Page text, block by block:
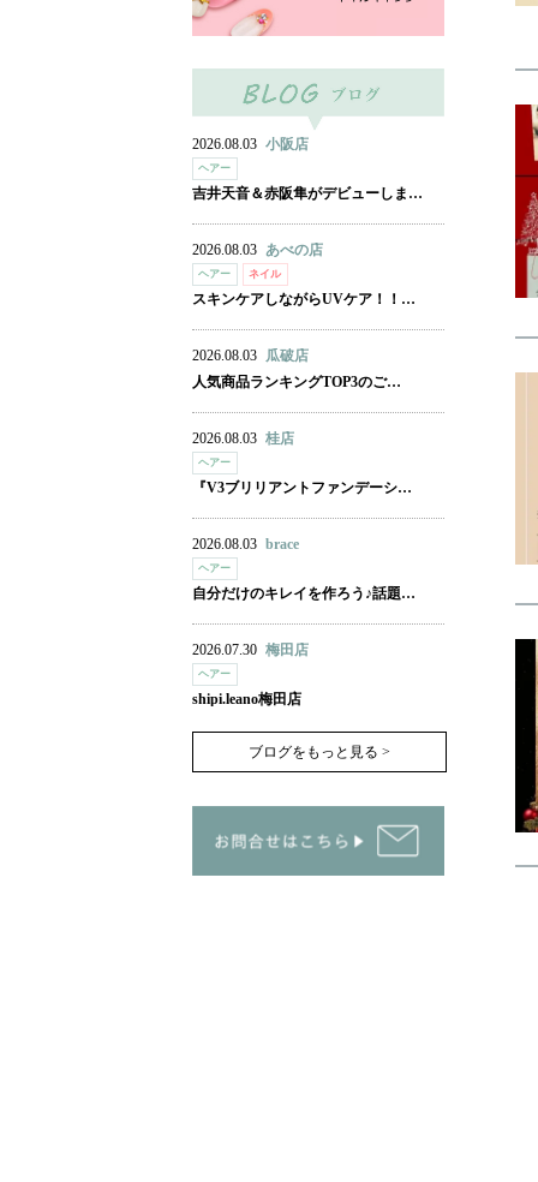
2026.08.03 小阪店
ヘアー
吉井天音＆赤阪隼がデビューしま…
2026.08.03 あべの店
ヘアー ネイル
スキンケアしながらUVケア！！…
2026.08.03
瓜破店
人気商品ランキングTOP3のご…
2026.08.03 桂店
ヘアー
『V3ブリリアントファンデーシ…
2026.08.03 brace
ヘアー
自分だけのキレイを作ろう♪話題…
2026.07.30 梅田店
ヘアー
shipi.leano梅田店
ブログをもっと見る >